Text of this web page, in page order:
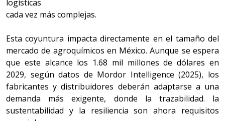
logísticas
cada vez más complejas.
Esta coyuntura impacta directamente en el tamaño del
mercado de agroquímicos en México. Aunque se espera
que este alcance los 1.68 mil millones de dólares en
2029, según datos de Mordor Intelligence (2025), los
fabricantes y distribuidores deberán adaptarse a una
demanda más exigente, donde la trazabilidad. la
sustentabilidad y la resiliencia son ahora requisitos